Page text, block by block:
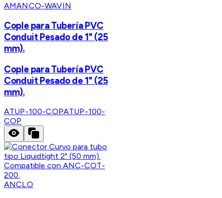
AMANCO-WAVIN
Cople para Tubería PVC
Conduit Pesado de 1" (25
mm).
Cople para Tubería PVC
Conduit Pesado de 1" (25
mm).
ATUP-100-COPATUP-100-
COP
ANCLO